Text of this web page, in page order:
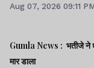
Aug 07, 2026 09:11
Gumla News : भतीजे ने
मार डाला